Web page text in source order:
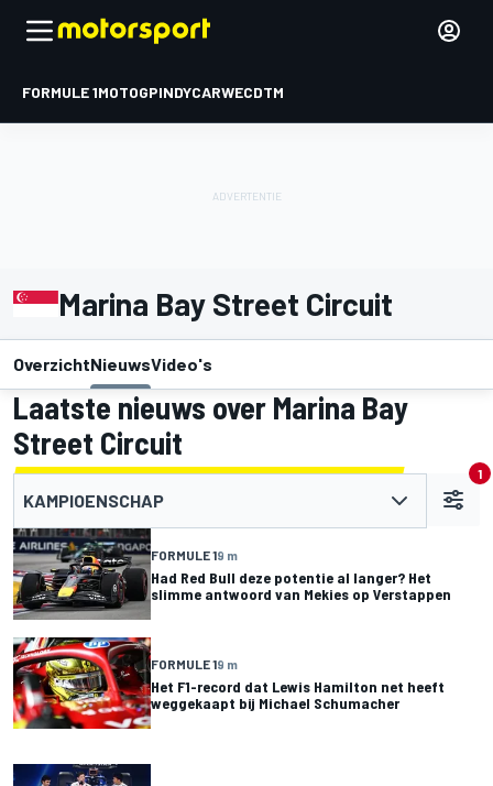
FORMULE 1MOTOGPINDYCARWECDTM
Marina Bay Street Circuit
OverzichtNieuwsVideo's
Laatste nieuws over Marina Bay
Street Circuit
KAMPIOENSCHAP
1
FORMULE 19 m
Had Red Bull deze potentie al langer? Het
slimme antwoord van Mekies op Verstappen
FORMULE 19 m
Het F1-record dat Lewis Hamilton net heeft
weggekaapt bij Michael Schumacher